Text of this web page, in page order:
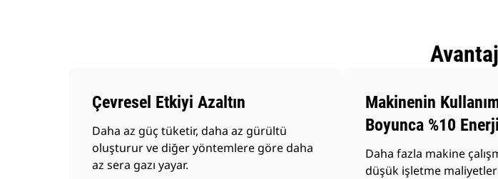
Çevresel Etkiyi Azaltın
Daha az güç tüketir, daha az gürültü
oluşturur ve diğer yöntemlere göre daha
az sera gazı yayar.
Makinenin
Boyunca %10
Daha fazla makine
düşük işletme